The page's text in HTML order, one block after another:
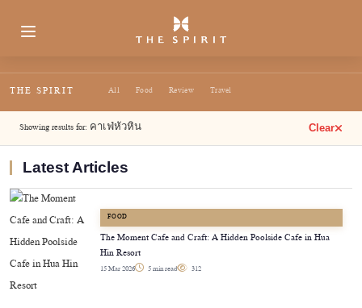
THE SPIRIT All Food Review Travel
Showing results for: คาเฟ่หัวหิน Clear
Latest Articles
FOOD
The Moment Cafe and Craft: A Hidden Poolside Cafe in Hua
Hin Resort
15 Mar 2026 5 min read 312